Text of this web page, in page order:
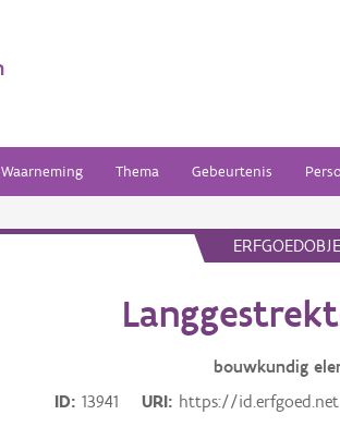
Waarneming Thema Gebeurtenis
bouwkundig
ID
13941 URI https://